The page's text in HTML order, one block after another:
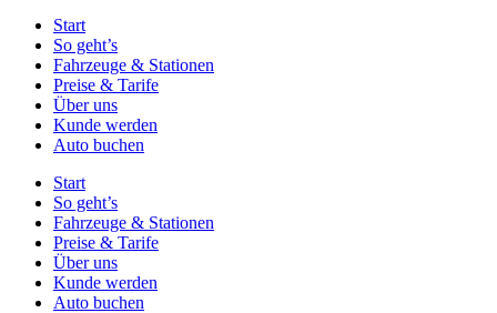
Start
So geht’s
Fahrzeuge & Stationen
Preise & Tarife
Über uns
Kunde werden
Auto buchen
Start
So geht’s
Fahrzeuge & Stationen
Preise & Tarife
Über uns
Kunde werden
Auto buchen